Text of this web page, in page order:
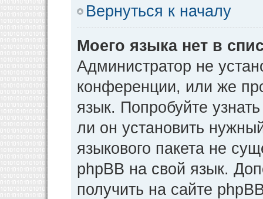
Вернуться к началу
Моего языка нет в
Администратор не
конференции, или же
язык. Попробуйте
ли он установить
языкового пакета не
phpBB на свой язык.
получить на сайте